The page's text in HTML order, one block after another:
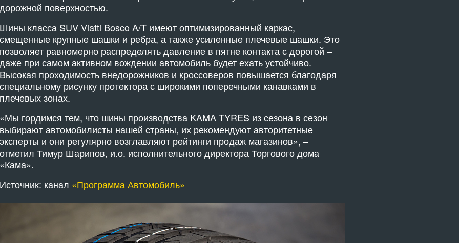
дорожной поверхностью.
Шины класса SUV Viatti Bosco A/T имеют оптимизированный каркас,
смещенные крупные шашки и ребра, а также усиленные плечевые шашки. Это
позволяет равномерно распределять давление в пятне контакта с дорогой –
даже при самом активном вождении автомобиль будет ехать устойчиво.
Высокая проходимость внедорожников и кроссоверов повышается благодаря
специальному рисунку протектора с широкими поперечными канавками в
плечевых зонах.
«Мы гордимся тем, что шины производства KAMA TYRES из сезона в сезон
выбирают автомобилисты нашей страны, их рекомендуют авторитетные
эксперты и они регулярно возглавляют рейтинги продаж магазинов», –
отметил Тимур Шарипов, и.о. исполнительного директора Торгового дома
«Кама».
Источник: канал «Программа Автомобиль»